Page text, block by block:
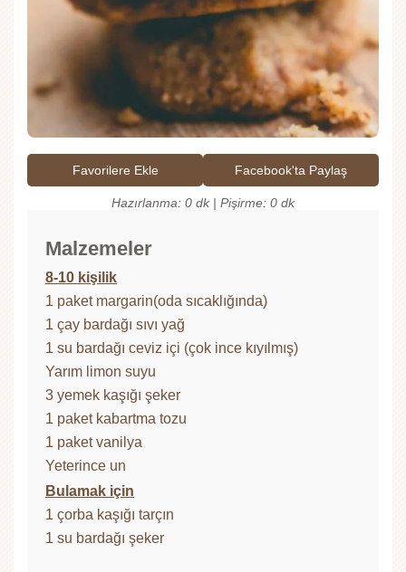
Favorilere Ekle Facebook'ta Paylaş
Hazırlanma: 0 dk | Pişirme: 0 dk
Malzemeler
8-10 kişilik
1 paket margarin(oda sıcaklığında)
1 çay bardağı sıvı yağ
1 su bardağı ceviz içi (çok ince kıyılmış)
Yarım limon suyu
3 yemek kaşığı şeker
1 paket kabartma tozu
1 paket vanilya
Yeterince un
Bulamak için
1 çorba kaşığı tarçın
1 su bardağı şeker